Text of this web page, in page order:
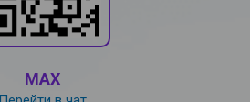
MAX